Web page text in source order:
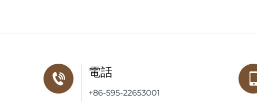
電話
+86-595-22653001